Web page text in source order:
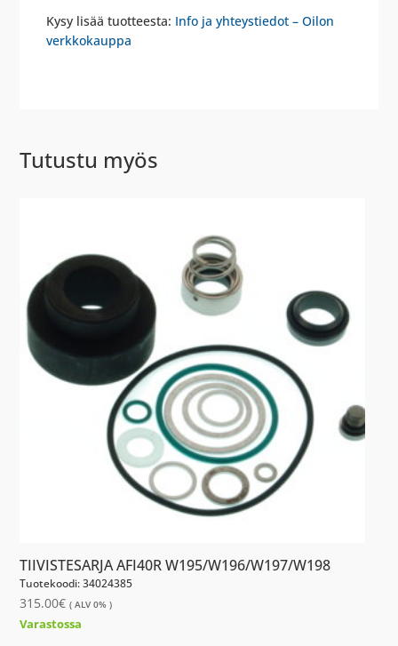
Kysy lisää tuotteesta: Info ja yhteystiedot – Oilon
verkkokauppa
Tutustu myös
TIIVISTESARJA AFI40R W195/W196/W197/W198
Tuotekoodi: 34024385
315.00€ ( ALV 0% )
Varastossa